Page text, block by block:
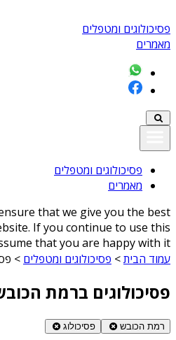
פסיכולוגים ומטפלים
מאמרים
פסיכולוגים ומטפלים
מאמרים
that we give you the best
If you continue to use this
that you are happy with it
עמוד הבית> פסיכולוגים ומטפלים >
פסיכולוגים ברמת
רמת הכובש פסיכולוג